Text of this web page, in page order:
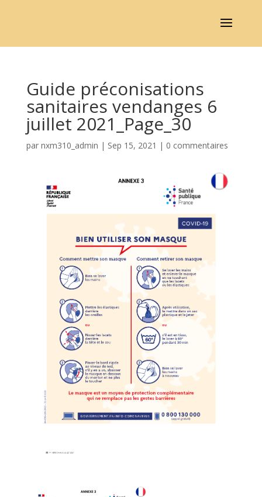
Guide préconisations
sanitaires vendanges 6
juillet 2021_Page_30
par nxm310_admin | Sep 15, 2021 | 0 commentaires